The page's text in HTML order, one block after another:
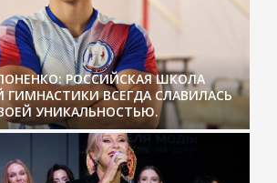
РОССИЙСКАЯ ШКОЛА
ГИМНАСТИКИ ВСЕГДА СЛАВИЛАСЬ
УНИКАЛЬНОСТЬЮ.